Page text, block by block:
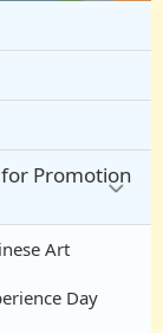
Promotion
Art
Day